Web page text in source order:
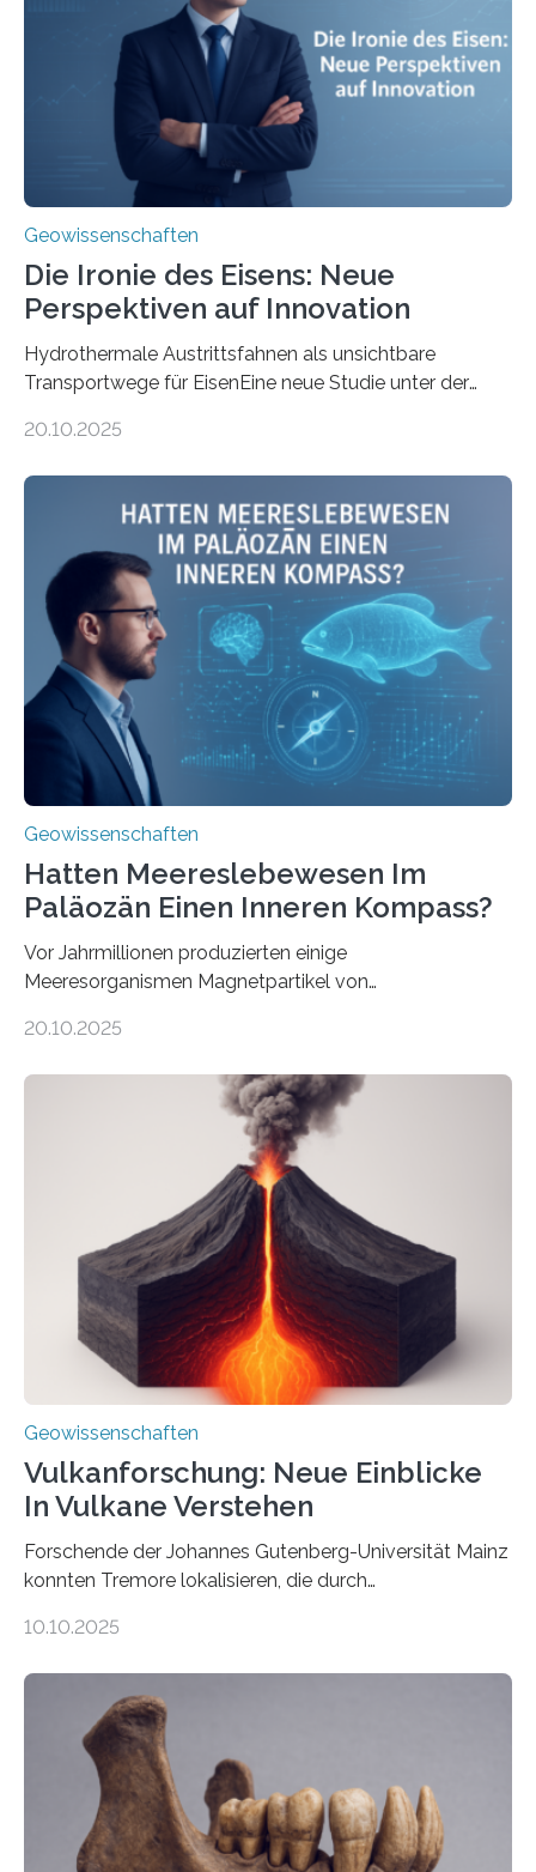
Geowissenschaften
Die Ironie des Eisens: Neue
Perspektiven auf Innovation
Hydrothermale Austrittsfahnen als unsichtbare
Transportwege für EisenEine neue Studie unter der
Umweltwissenschaften der Universität Bremen –
Meeresboden die Eisenverfügbarkeit und den globalen
Stoffkreislauf im Ozean prägen. Die Überblicksstudie
mit dem Titel „Iron’s Irony“ ist in Communications Earth
& Environment erschienen. Die Studie fasst bestehende
Forschungsergebnisse zusammen und interpretiert sie
neu, um zu erklären, wie Eisen, das aus hydrothermalen
Systemen freigesetzt wird, über ganze Ozeanbecken
transportiert werden kann. „Das…
20.10.2025
Geowissenschaften
Hatten Meereslebewesen Im
Paläozän Einen Inneren Kompass?
Vor Jahrmillionen produzierten einige
Meeresorganismen Magnetpartikel von
Sedimenten zu finden sind. Nun ist es einem
Domänen auf einem dieser „Riesenmagnetfossilien” mit
einer raffinierten Methode an der Diamond-
Röntgenquelle zu kartieren. Ihre Analyse zeigt, dass
diese Partikel es den Organismen ermöglicht haben
könnten, winzige Schwankungen sowohl in der
Richtung als auch in der Intensität des Erdmagnetfelds
wahrzunehmen. Dadurch konnten sie sich verorten und
über den Ozean navigieren. Vor einigen Jahren…
20.10.2025
Geowissenschaften
Vulkanforschung: Neue Einblicke
In Vulkane Verstehen
Forschende der Johannes Gutenberg-Universität Mainz
konnten Tremore lokalisieren, die durch
Vulkan? Was passiert in der Erde darunter? Wo
erzeugt durch Magma oder Gase, die sich durch
Schlote einen Weg nach oben bahnen? Jun.-Prof. Dr.
Miriam Christina Reiss, Vulkanseismologin an der
Johannes Gutenberg-Universität Mainz (JGU), und ihr
Team haben am Vulkan Oldoinyo Lengai in Tansania
solche Tremore lokalisiert. „Wir konnten die Tremore
10.10.2025